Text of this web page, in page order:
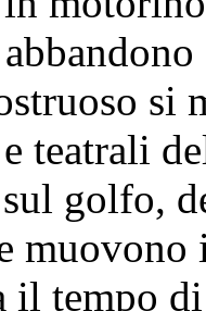
si
teatrali
golfo,
il tempo